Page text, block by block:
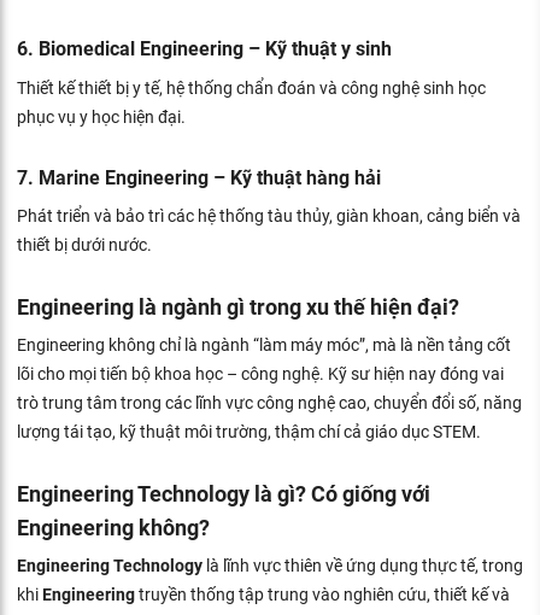
6. Biomedical Engineering – Kỹ thuật y sinh
Thiết kế thiết bị y tế, hệ thống chẩn đoán và công nghệ sinh học
phục vụ y học hiện đại.
7. Marine Engineering – Kỹ thuật hàng hải
Phát triển và bảo trì các hệ thống tàu thủy, giàn khoan, cảng biển và
thiết bị dưới nước.
Engineering là ngành gì trong xu thế hiện đại?
Engineering không chỉ là ngành “làm máy móc”, mà là nền tảng cốt
lõi cho mọi tiến bộ khoa học – công nghệ. Kỹ sư hiện nay đóng vai
trò trung tâm trong các lĩnh vực công nghệ cao, chuyển đổi số, năng
lượng tái tạo, kỹ thuật môi trường, thậm chí cả giáo dục STEM.
Engineering Technology là gì? Có giống với
Engineering không?
Engineering Technology là lĩnh vực thiên về ứng dụng thực tế, trong
khiEngineeringtruyền thống tập trung vào nghiên cứu, thiết kế và